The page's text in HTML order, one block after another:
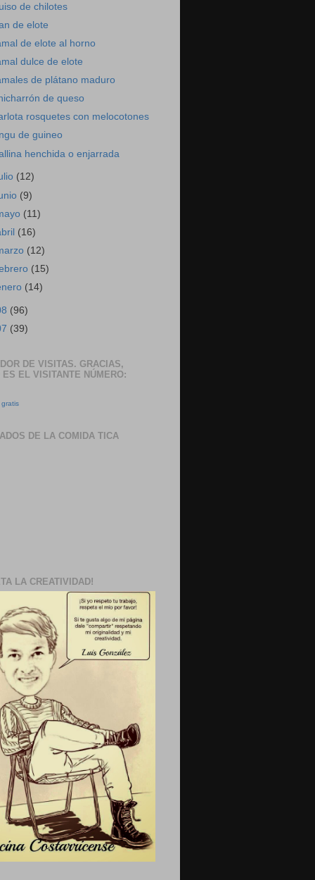
de chilotes
de elote
de elote al horno
dulce de elote
de plátano maduro
de queso
rosquetes con melocotones
de guineo
henchida o enjarrada
(12)
(9)
(11)
(16)
(12)
(15)
(14)
(96)
(39)
DE VISITAS. GRACIAS,
ES EL VISITANTE NÚMERO:
DE LA COMIDA TICA
LA CREATIVIDAD!